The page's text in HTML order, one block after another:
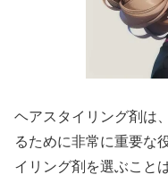
ヘアスタイリング剤は
るために非常に重要な
イリング剤を選ぶこと